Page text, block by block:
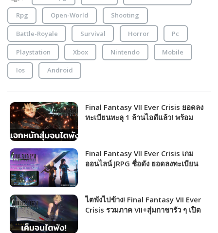
Rpg Open-World Shooting
Battle-Royale Survival Horror Pc
Playstation Xbox Nintendo Mobile
Ios Android
Final Fantasy VII Ever Crisis ยอดลง
ทะเบียนทะลุ 1 ล้านไอดีแล้ว! พร้อม
Final Fantasy VII Ever Crisis เกม
ออนไลน์ JRPG ชื่อดัง ยอดลงทะเบียน
ไตพังไปข้าง! Final Fantasy VII Ever
Crisis รวมภาค VII+สุ่มกาชารัว ๆ เปิด